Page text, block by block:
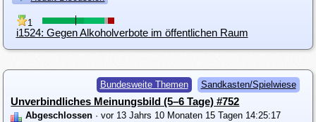
1
i1524: Gegen Alkoholverbote im öffentlichen Raum
Bundesweite Themen Sandkasten/Spielwiese
Unverbindliches Meinungsbild (5–6 Tage) #752
Abgeschlossen · vor 13 Jahrs 10 Monaten 15 Tagen 14:25:17